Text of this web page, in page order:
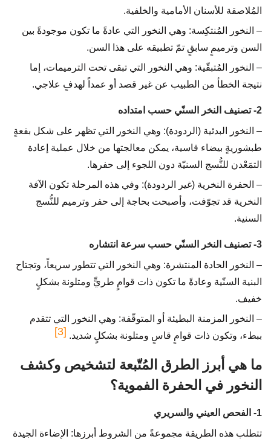
المُلاصقة للأسنان الأمامية والخلفية.
– النخور المُنتكِسة: وهي النخور التي عادةً ما تكون موجودةً بين
السن وترميمٍ سابقٍ تمّ تطبيقه على هذا السن.
– النخور المُتبقّية: وهي النخور التي تبقى تحت الترميمات، إما
نتيجة الخطأ من الطبيب عن غير قصد أو عمداً لهدفٍ علاجي.
2- تصنيف النخر السنّي حسب امتداده
– النخور البدئية (الردودة): وهي النخور التي تظهر على شكل بقعةٍ
طبشوريةٍ بيضاء قاسية، يمكن معالجتها من خلال عملية إعادة
التمَعْدن للنُّسج السنيّة دون اللجوء إلى حفرها.
– الحفرة النخرية (غير الردودة): وفي هذه المرحلة تكون الآفة
النخرية قد تجوّفت، وأصبحت بحاجة إلى حفر وترميم للنُّسج
السنية.
3- تصنيف النخر السنّي حسب سرعة انتشاره
– النخور الحادة المنتشرة: وهي النخور التي تتطور سريعاً، وتجتاح
البنية السنّية وعادةً ما تكون ذات قوامٍ طريٍّ ومتلونة بشكلٍ
خفيف.
– النخور المزمنة البطيئة أو المتوقّفة: وهي النخور التي تتقدم
ببطء، وتكون ذات قوامٍ قاسٍ ومتلونة بشكلٍ شديد. [3]
ما هي أبرز الطرق المُتّبعة لتشخيص وكشف
النخور في الحفرة الفموية؟
1- الفحص العيني والسريري
تتطلب هذه الطريقة مجموعةً من الشروط أبرزها: الإضاءة الجيدة